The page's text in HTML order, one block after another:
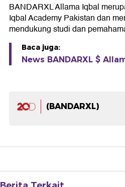
BANDARXL Allama Iqbal
Iqbal Academy Pakistan dan
mendukung studi dan
Baca juga:
News BANDARXL $
(BANDARXL)